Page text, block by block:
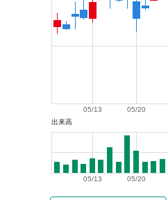
05/20
05/13
出来高
05/20
05/13